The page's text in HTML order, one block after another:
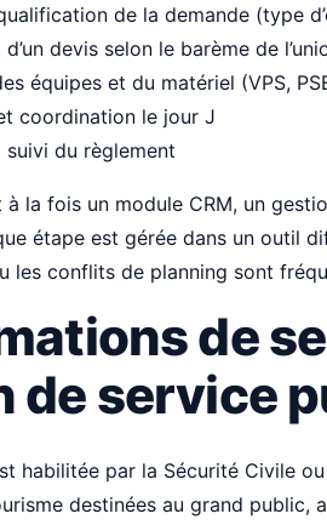
de la demande (type
devis selon le barème de
équipes et du matériel (VPS,
coordination le jour J
du règlement
la fois un module CRM, un
étape est gérée dans un outil
les conflits de planning sont
de
de service
habilitée par la Sécurité Civile
destinées au grand public,